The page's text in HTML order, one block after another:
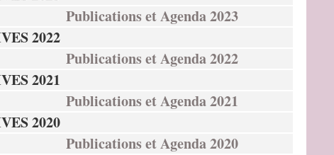
Publications et Agenda 2023
2022
Publications et Agenda 2022
2021
Publications et Agenda 2021
2020
Publications et Agenda 2020